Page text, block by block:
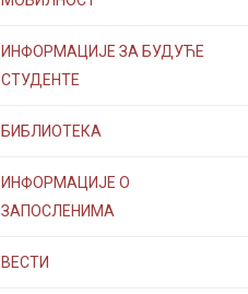
ИНФОРМАЦИЈЕ ЗА БУДУЋЕ
СТУДЕНТЕ
БИБЛИОТЕКА
ИНФОРМАЦИЈЕ О
ЗАПОСЛЕНИМА
ВЕСТИ